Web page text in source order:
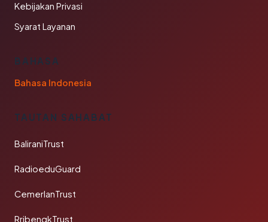
Kebijakan Privasi
Syarat Layanan
BAHASA
Bahasa Indonesia
TAUTAN SAHABAT
BaliraniTrust
RadioeduGuard
CemerlanTrust
RribengkTrust